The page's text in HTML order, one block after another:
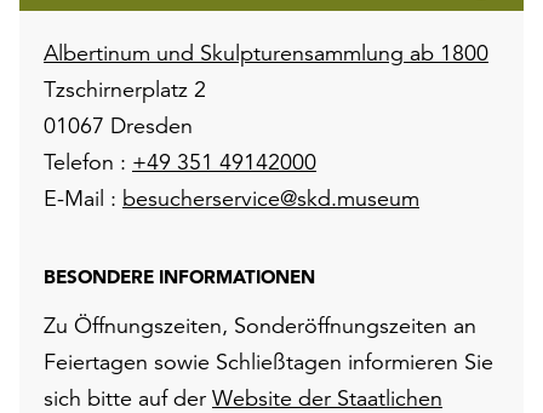
Albertinum und Skulpturensammlung ab 1800
Tzschirnerplatz 2
01067 Dresden
Telefon : +49 351 49142000
E-Mail : besucherservice@skd.museum
BESONDERE INFORMATIONEN
Zu Öffnungszeiten, Sonderöffnungszeiten an
Feiertagen sowie Schließtagen informieren Sie
sich bitte auf der Website der Staatlichen